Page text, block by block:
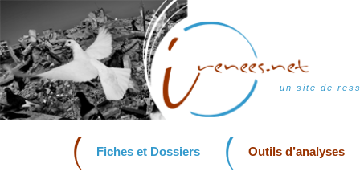
un site de
Fiches et Dossiers Outils d’analyses